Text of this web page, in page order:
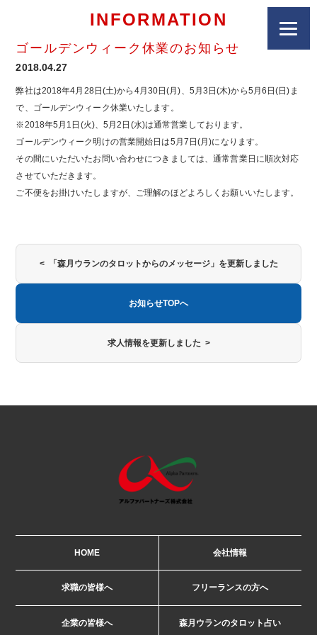
INFORMATION
ゴールデンウィーク休業のお知らせ
2018.04.27
弊社は2018年4月28日(土)から4月30日(月)、5月3日(木)から5月6日(日)ま
で、ゴールデンウィーク休業いたします。
※2018年5月1日(火)、5月2日(水)は通常営業しております。
ゴールデンウィーク明けの営業開始日は5月7日(月)になります。
その間にいただいたお問い合わせにつきましては、通常営業日に順次対応
させていただきます。
ご不便をお掛けいたしますが、ご理解のほどよろしくお願いいたします。
< 「森月ウランのタロットからのメッセージ」を更新しました
お知らせTOPへ
求人情報を更新しました >
HOME 会社情報
求職の皆様へ フリーランスの方へ
企業の皆様へ 森月ウランのタロット占い